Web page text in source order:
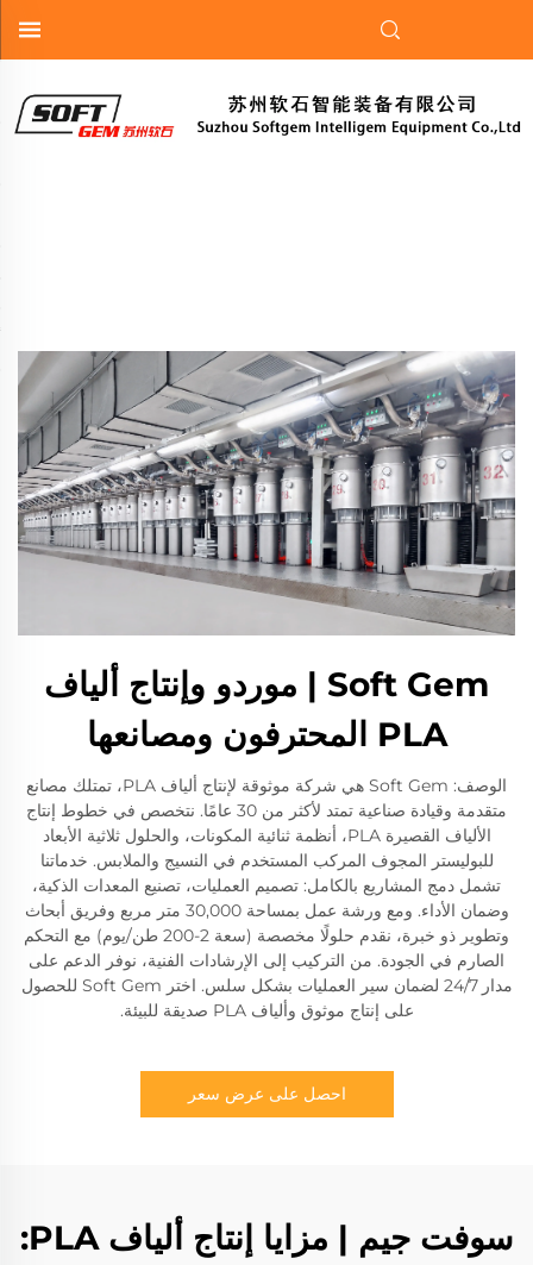
Soft Gem | موردو وإنتاج ألياف
PLA المحترفون ومصانعها
الوصف: Soft Gem هي شركة موثوقة لإنتاج ألياف PLA، تمتلك مصانع
متقدمة وقيادة صناعية تمتد لأكثر من 30 عامًا. نتخصص في خطوط إنتاج
الألياف القصيرة PLA، أنظمة ثنائية المكونات، والحلول ثلاثية الأبعاد
للبوليستر المجوف المركب المستخدم في النسيج والملابس. خدماتنا
تشمل دمج المشاريع بالكامل: تصميم العمليات، تصنيع المعدات الذكية،
وضمان الأداء. ومع ورشة عمل بمساحة 30,000 متر مربع وفريق أبحاث
وتطوير ذو خبرة، نقدم حلولًا مخصصة (سعة 2-200 طن/يوم) مع التحكم
الصارم في الجودة. من التركيب إلى الإرشادات الفنية، نوفر الدعم على
مدار 24/7 لضمان سير العمليات بشكل سلس. اختر Soft Gem للحصول
على إنتاج موثوق وألياف PLA صديقة للبيئة.
احصل على عرض سعر
سوفت جيم | مزايا إنتاج ألياف PLA: